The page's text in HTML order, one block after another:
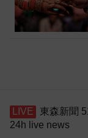
東森新聞
24h live news